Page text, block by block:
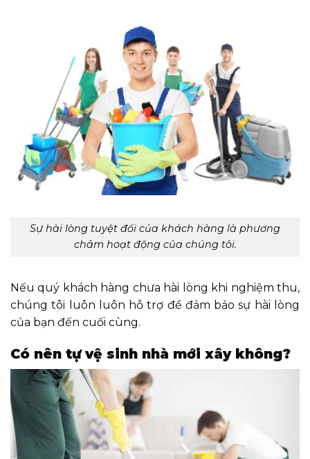
Sự hài lòng tuyệt đối của khách hàng là phương
châm hoạt động của chúng tôi.
Nếu quý khách hàng chưa hài lòng khi nghiệm thu,
chúng tôi luôn luôn hỗ trợ để đảm bảo sự hài lòng
của bạn đến cuối cùng.
Có nên tự vệ sinh nhà mới xây không?